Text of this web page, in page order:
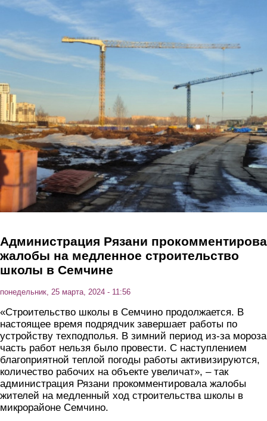
Перейти к основному содержанию
Администрация Рязани
жалобы на медленное строительство
школы в Семчине
понедельник, 25 марта, 2024 - 11:56
«Строительство школы в Семчино продолжается. В
настоящее время подрядчик завершает работы по
устройству техподполья. В зимний период из-за мороза
часть работ нельзя было провести. С наступлением
благоприятной теплой погоды работы активизируются,
количество рабочих на объекте увеличат», – так
администрация Рязани прокомментировала жалобы
жителей на медленный ход строительства школы в
микрорайоне Семчино.